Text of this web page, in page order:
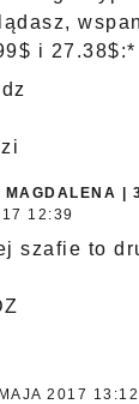
i 27.38$:*
MAGDALENA |
12:39
szafie to
2017 13:12